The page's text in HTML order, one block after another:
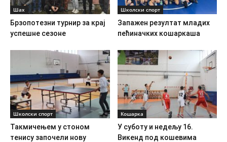
Шах
Брзопотезни турнир за крај
успешне сезоне
Школски спорт
Запажен резултат младих
пећиначких кошаркаша
Школски спорт
Такмичењем у стоном
тенису започели нову
Кошарка
У суботу и недељу 16.
Викенд под кошевима